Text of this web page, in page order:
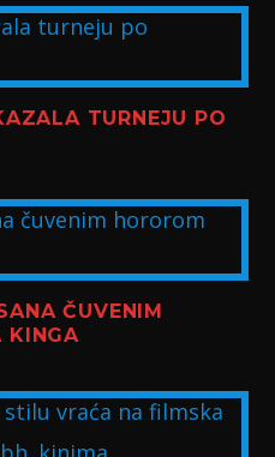
TURNEJU PO
ČUVENIM
KINGA